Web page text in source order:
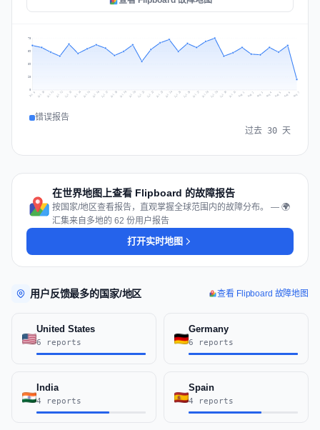
20
39
59
78
Jul 9 Jul 10 Jul 11 Jul 12 Jul 13 Jul 14 Jul 15 Jul 16 Jul 17 Jul 18 Jul 19 Jul 20 Jul 21 Jul 22 Jul 23 Jul 24 Jul 25 Jul 26 Jul 27 Jul 28 Jul 29 Jul 30 Jul 31 Aug 1 Aug 2 Aug 3 Aug 4 Aug 5 Aug 6 Aug 7
错误报告
过去 30 天
在世界地图上查看 Flipboard 的故障报告
按国家/地区查看报告，直观掌握全球范围内的故障分布。 — 🌍
汇集来自多地的 62 份用户报告
打开实时地图
用户反馈最多的国家/地区 查看 Flipboard 故障地图
United States
6 reports
Germany
6 reports
India
4 reports
Spain
4 reports